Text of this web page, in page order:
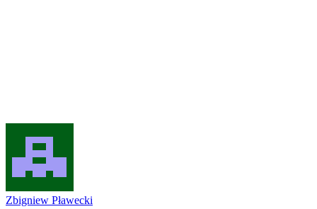
Zbigniew Pławecki